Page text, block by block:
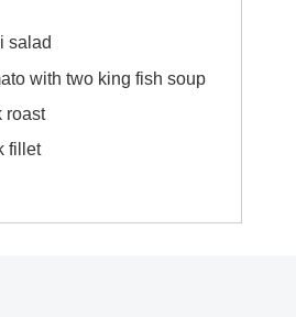
salad
with two king fish soup
roast
fillet